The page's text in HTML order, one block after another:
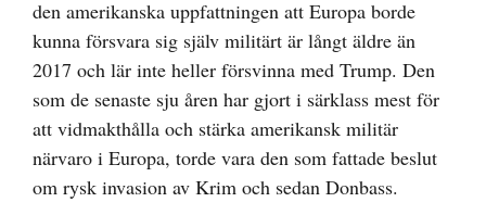
den amerikanska uppfattningen att Europa borde
kunna försvara sig själv militärt är långt äldre än
2017 och lär inte heller försvinna med Trump. Den
som de senaste sju åren har gjort i särklass mest för
att vidmakthålla och stärka amerikansk militär
närvaro i Europa, torde vara den som fattade beslut
om rysk invasion av Krim och sedan Donbass.